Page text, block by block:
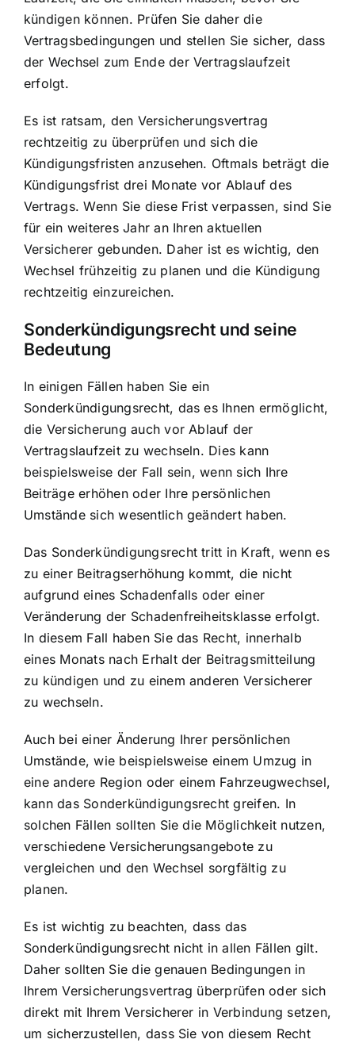
kündigen können. Prüfen Sie daher die
Vertragsbedingungen und stellen Sie sicher, dass
der Wechsel zum Ende der Vertragslaufzeit
erfolgt.
Es ist ratsam, den Versicherungsvertrag
rechtzeitig zu überprüfen und sich die
Kündigungsfristen anzusehen. Oftmals beträgt die
Kündigungsfrist drei Monate vor Ablauf des
Vertrags. Wenn Sie diese Frist verpassen, sind Sie
für ein weiteres Jahr an Ihren aktuellen
Versicherer gebunden. Daher ist es wichtig, den
Wechsel frühzeitig zu planen und die Kündigung
rechtzeitig einzureichen.
Sonderkündigungsrecht und seine
Bedeutung
In einigen Fällen haben Sie ein
Sonderkündigungsrecht, das es Ihnen ermöglicht,
die Versicherung auch vor Ablauf der
Vertragslaufzeit zu wechseln. Dies kann
beispielsweise der Fall sein, wenn sich Ihre
Beiträge erhöhen oder Ihre persönlichen
Umstände sich wesentlich geändert haben.
Das Sonderkündigungsrecht tritt in Kraft, wenn es
zu einer Beitragserhöhung kommt, die nicht
aufgrund eines Schadenfalls oder einer
Veränderung der Schadenfreiheitsklasse erfolgt.
In diesem Fall haben Sie das Recht, innerhalb
eines Monats nach Erhalt der Beitragsmitteilung
zu kündigen und zu einem anderen Versicherer
zu wechseln.
Auch bei einer Änderung Ihrer persönlichen
Umstände, wie beispielsweise einem Umzug in
eine andere Region oder einem Fahrzeugwechsel,
kann das Sonderkündigungsrecht greifen. In
solchen Fällen sollten Sie die Möglichkeit nutzen,
verschiedene Versicherungsangebote zu
vergleichen und den Wechsel sorgfältig zu
planen.
Es ist wichtig zu beachten, dass das
Sonderkündigungsrecht nicht in allen Fällen gilt.
Daher sollten Sie die genauen Bedingungen in
Ihrem Versicherungsvertrag überprüfen oder sich
direkt mit Ihrem Versicherer in Verbindung setzen,
um sicherzustellen, dass Sie von diesem Recht